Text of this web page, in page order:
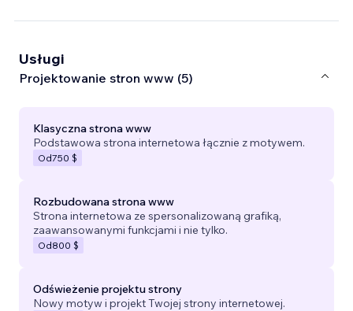
Usługi
Projektowanie stron www (5)
Klasyczna strona www
Podstawowa strona internetowa łącznie z motywem.
Od750 $
Rozbudowana strona www
Strona internetowa ze spersonalizowaną grafiką,
zaawansowanymi funkcjami i nie tylko.
Od800 $
Odświeżenie projektu strony
Nowy motyw i projekt Twojej strony internetowej.